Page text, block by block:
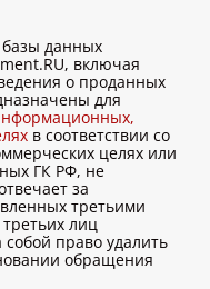
данных
включая
о проданных
для
в соответствии со
целях или
ГК РФ, не
за
третьими
лиц
право удалить
обращения